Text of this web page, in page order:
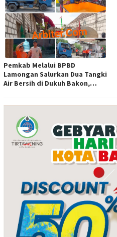
Pemkab Melalui BPBD
Lamongan Salurkan Dua Tangki
Air Bersih di Dukuh Bakon,